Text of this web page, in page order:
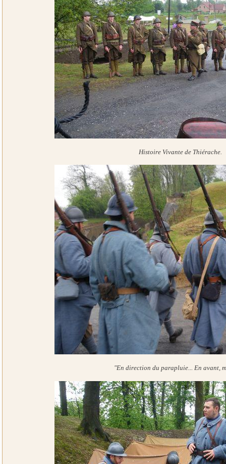
Histoire Vivante de Thiérache.
"En direction du parapluie... En avant,